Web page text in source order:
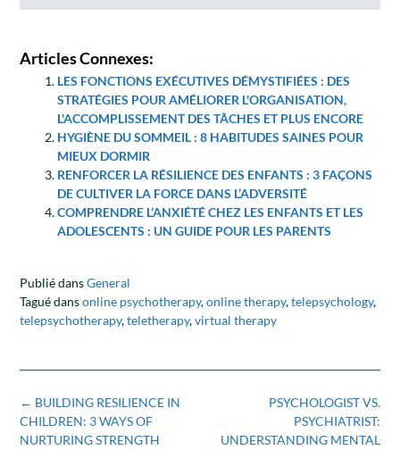
Articles Connexes:
LES FONCTIONS EXÉCUTIVES DÉMYSTIFIÉES : DES
STRATÉGIES POUR AMÉLIORER L'ORGANISATION,
L'ACCOMPLISSEMENT DES TÂCHES ET PLUS ENCORE
HYGIÈNE DU SOMMEIL : 8 HABITUDES SAINES POUR
MIEUX DORMIR
RENFORCER LA RÉSILIENCE DES ENFANTS : 3 FAÇONS
DE CULTIVER LA FORCE DANS L’ADVERSITÉ
COMPRENDRE L’ANXIÉTÉ CHEZ LES ENFANTS ET LES
ADOLESCENTS : UN GUIDE POUR LES PARENTS
Publié dansGeneral
Tagué dansonline psychotherapy,online therapy,telepsychology,
telepsychotherapy,teletherapy,virtual therapy
Navigation
postale
PSYCHOLOGIST VS.
PSYCHIATRIST:
UNDERSTANDING MENTAL
← BUILDING RESILIENCE IN
CHILDREN: 3 WAYS OF
NURTURING STRENGTH